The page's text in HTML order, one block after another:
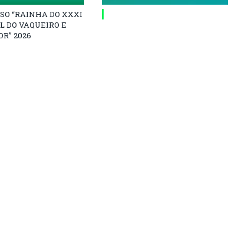
“RAINHA DO XXXI
DO VAQUEIRO E
2026